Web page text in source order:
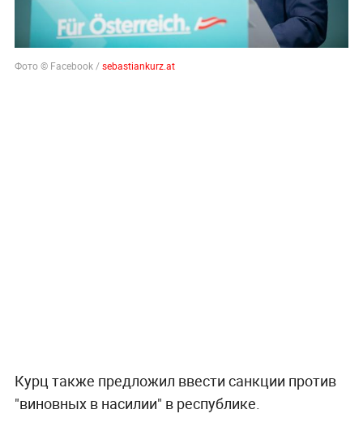
Фото © Facebook /sebastiankurz.at
Курц также предложил ввести санкции против
"виновных в насилии" в республике.